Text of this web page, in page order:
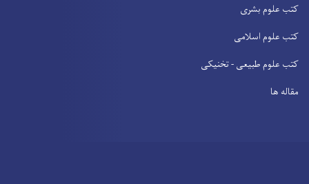
کتب علوم بشری
کتب علوم اسلامی
کتب علوم طبیعی - تخنیکی
مقاله ها